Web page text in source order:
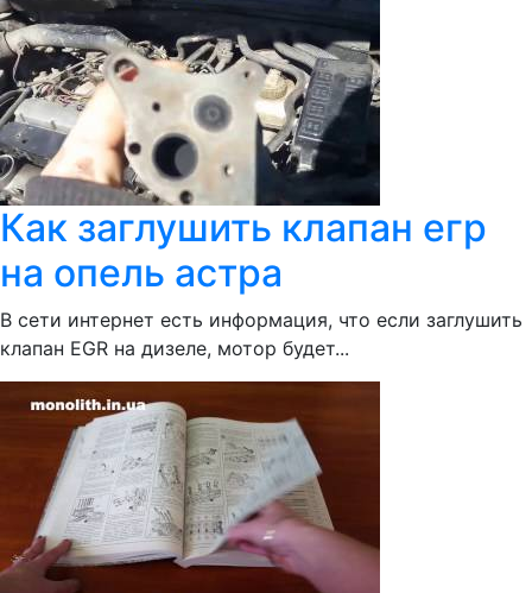
Как заглушить клапан егр
на опель астра
В сети интернет есть информация, что если заглушить
клапан EGR на дизеле, мотор будет...